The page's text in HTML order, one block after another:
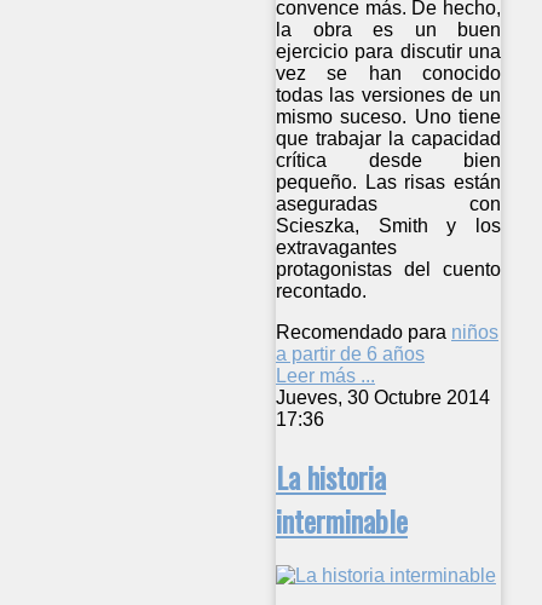
convence más. De hecho,
la obra es un buen
ejercicio para discutir una
vez se han conocido
todas las versiones de un
mismo suceso. Uno tiene
que trabajar la capacidad
crítica desde bien
pequeño. Las risas están
aseguradas con
Scieszka, Smith y los
extravagantes
protagonistas del cuento
recontado.
Recomendado para niños
a partir de 6 años
Leer más ...
Jueves, 30 Octubre 2014
17:36
La historia
interminable